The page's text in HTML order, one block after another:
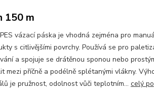
150 m
vázací páska je vhodná zejména pro
s citlivějšími povrchy. Používá se pro
a spojuje se drátěnou sponou nebo
mezi příčně a podélně splétanými vlákny.
je pružnost, odolnost vůči teplotním... celý